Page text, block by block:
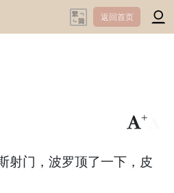
返回首页
+
射门，波罗顶了一下，皮